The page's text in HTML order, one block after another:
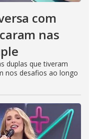
com
nas
duplas que tiveram
nos desafios ao longo